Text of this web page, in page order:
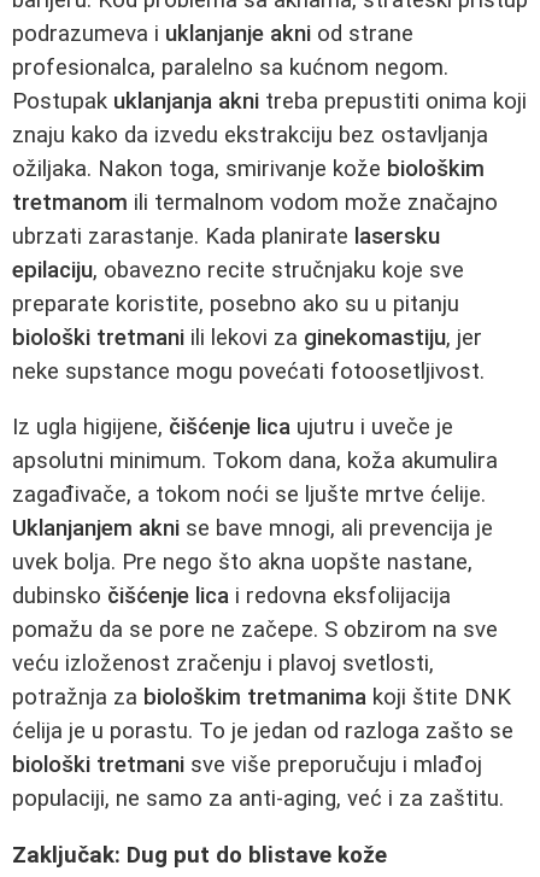
podrazumeva i uklanjanje akni od strane
profesionalca, paralelno sa kućnom negom.
Postupak uklanjanja akni treba prepustiti onima koji
znaju kako da izvedu ekstrakciju bez ostavljanja
ožiljaka. Nakon toga, smirivanje kože biološkim
tretmanom ili termalnom vodom može značajno
ubrzati zarastanje. Kada planirate lasersku
epilaciju, obavezno recite stručnjaku koje sve
preparate koristite, posebno ako su u pitanju
biološki tretmani ili lekovi za ginekomastiju, jer
neke supstance mogu povećati fotoosetljivost.
Iz ugla higijene, čišćenje lica ujutru i uveče je
apsolutni minimum. Tokom dana, koža akumulira
zagađivače, a tokom noći se ljušte mrtve ćelije.
Uklanjanjem akni se bave mnogi, ali prevencija je
uvek bolja. Pre nego što akna uopšte nastane,
dubinsko čišćenje lica i redovna eksfolijacija
pomažu da se pore ne začepe. S obzirom na sve
veću izloženost zračenju i plavoj svetlosti,
potražnja za biološkim tretmanima koji štite DNK
ćelija je u porastu. To je jedan od razloga zašto se
biološki tretmani sve više preporučuju i mlađoj
populaciji, ne samo za anti-aging, već i za zaštitu.
Zaključak: Dug put do blistave kože